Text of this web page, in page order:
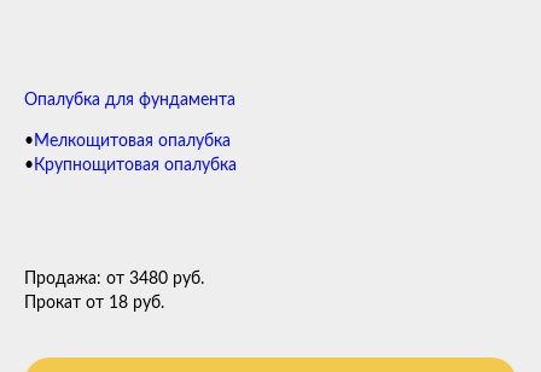
Опалубка для фундамента
• Мелкощитовая опалубка
• Крупнощитовая опалубка
Продажа: от 3480 руб.
Прокат от 18 руб.